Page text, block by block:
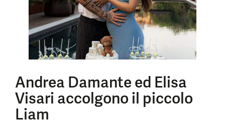
Andrea Damante ed Elisa
Visari accolgono il piccolo
Liam